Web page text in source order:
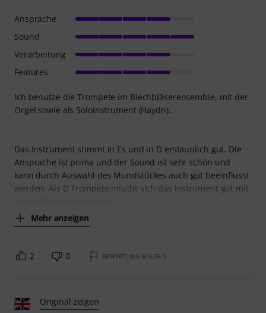
Ich benutze die Trompete im Blechbläserensemble, mit der
Orgel sowie als Soloinstrument (Haydn).
Das Instrument stimmt in Es und in D erstaunlich gut. Die
Ansprache ist prima und der Sound ist sehr schön und
kann durch Auswahl des Mundstückes auch gut beeinflusst
werden. Als D Trompete mischt sich das Instrument gut mit
Mehr anzeigen
Ansprache
Sound
Verarbeitung
Features
2 0 BEWERTUNG MELDEN
Original zeigen